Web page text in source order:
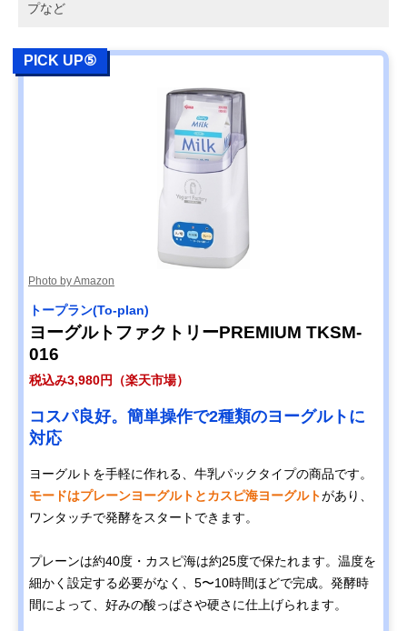
プなど
PICK UP⑤
Photo by Amazon
トープラン(To-plan)
ヨーグルトファクトリーPREMIUM TKSM-
016
税込み3,980円（楽天市場）
コスパ良好。簡単操作で2種類のヨーグルトに
対応
ヨーグルトを手軽に作れる、牛乳パックタイプの商品です。
モードはプレーンヨーグルトとカスピ海ヨーグルトがあり、
ワンタッチで発酵をスタートできます。
プレーンは約40度・カスピ海は約25度で保たれます。温度を
細かく設定する必要がなく、5〜10時間ほどで完成。発酵時
間によって、好みの酸っぱさや硬さに仕上げられます。